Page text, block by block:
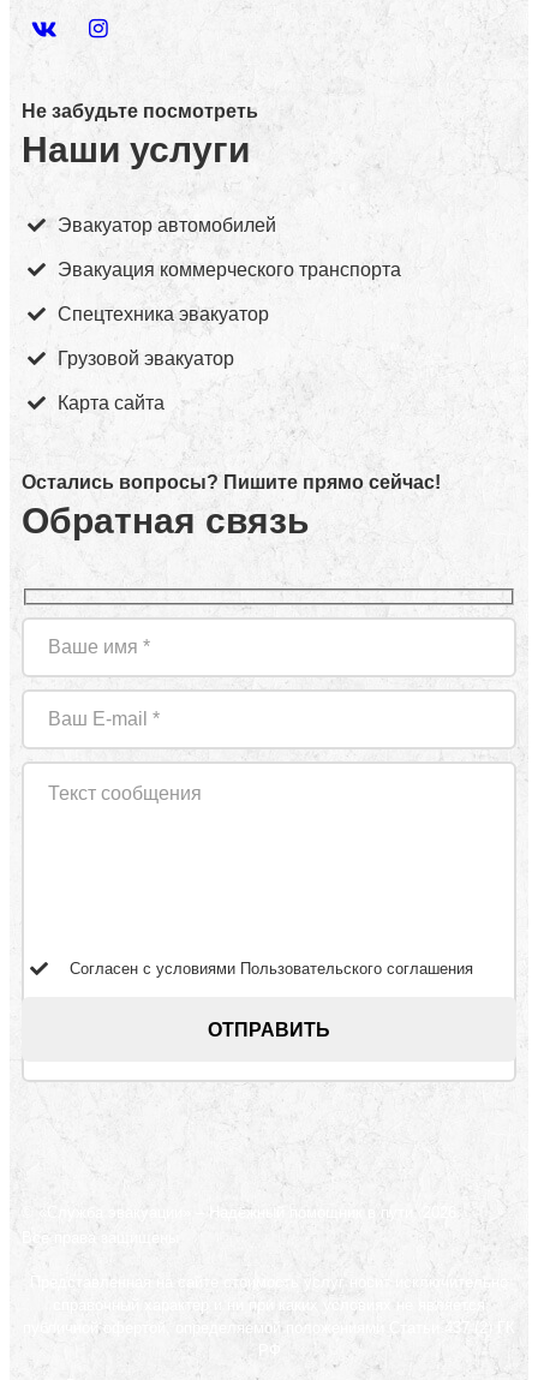
Не забудьте посмотреть
Наши услуги
Эвакуатор автомобилей
Эвакуация коммерческого транспорта
Спецтехника эвакуатор
Грузовой эвакуатор
Карта сайта
Остались вопросы? Пишите прямо сейчас!
Обратная связь
Согласен с условиями Пользовательского соглашения
© «Служба эвакуации» – Надёжный помощник в пути, 2026
Все права защищены
Представленная на сайте стоимость услуг носит исключительно
справочный характер и ни при каких условиях не является
публичной офертой, определяемой положениями Статьи 437 (2) ГК
РФ